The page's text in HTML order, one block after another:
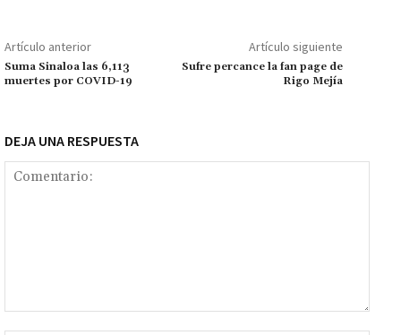
o
k
p
p
ge
r
m Li
n
k
p
ar
Artículo anterior
Suma Sinaloa las 6,113
muertes por COVID-19
Artículo siguiente
Sufre percance la fan page de
Rigo Mejía
DEJA UNA RESPUESTA